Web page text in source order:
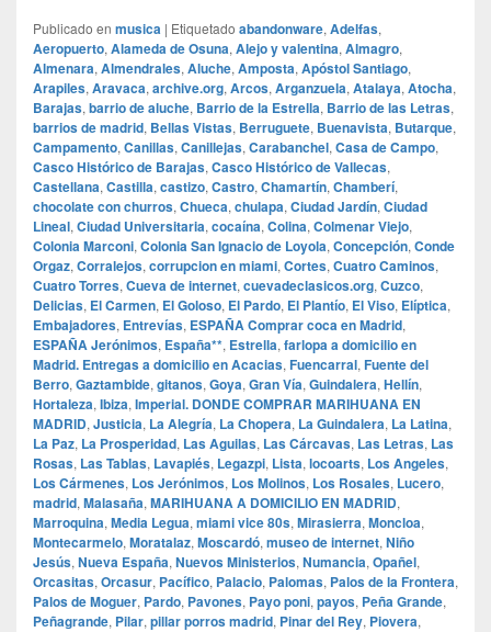
Publicado en musica | Etiquetado abandonware, Adelfas,
Aeropuerto, Alameda de Osuna, Alejo y valentina, Almagro,
Almenara, Almendrales, Aluche, Amposta, Apóstol Santiago,
Arapiles, Aravaca, archive.org, Arcos, Arganzuela, Atalaya, Atocha,
Barajas, barrio de aluche, Barrio de la Estrella, Barrio de las Letras,
barrios de madrid, Bellas Vistas, Berruguete, Buenavista, Butarque,
Campamento, Canillas, Canillejas, Carabanchel, Casa de Campo,
Casco Histórico de Barajas, Casco Histórico de Vallecas,
Castellana, Castilla, castizo, Castro, Chamartín, Chamberí,
chocolate con churros, Chueca, chulapa, Ciudad Jardín, Ciudad
Lineal, Ciudad Universitaria, cocaína, Colina, Colmenar Viejo,
Colonia Marconi, Colonia San Ignacio de Loyola, Concepción, Conde
Orgaz, Corralejos, corrupcion en miami, Cortes, Cuatro Caminos,
Cuatro Torres, Cueva de internet, cuevadeclasicos.org, Cuzco,
Delicias, El Carmen, El Goloso, El Pardo, El Plantío, El Viso, Elíptica,
Embajadores, Entrevías, ESPAÑA Comprar coca en Madrid,
ESPAÑA Jerónimos, España**, Estrella, farlopa a domicilio en
Madrid. Entregas a domicilio en Acacias, Fuencarral, Fuente del
Berro, Gaztambide, gitanos, Goya, Gran Vía, Guindalera, Hellín,
Hortaleza, Ibiza, Imperial. DONDE COMPRAR MARIHUANA EN
MADRID, Justicia, La Alegría, La Chopera, La Guindalera, La Latina,
La Paz, La Prosperidad, Las Aguilas, Las Cárcavas, Las Letras, Las
Rosas, Las Tablas, Lavapiés, Legazpi, Lista, locoarts, Los Angeles,
Los Cármenes, Los Jerónimos, Los Molinos, Los Rosales, Lucero,
madrid, Malasaña, MARIHUANA A DOMICILIO EN MADRID,
Marroquina, Media Legua, miami vice 80s, Mirasierra, Moncloa,
Montecarmelo, Moratalaz, Moscardó, museo de internet, Niño
Jesús, Nueva España, Nuevos Ministerios, Numancia, Opañel,
Orcasitas, Orcasur, Pacífico, Palacio, Palomas, Palos de la Frontera,
Palos de Moguer, Pardo, Pavones, Payo poni, payos, Peña Grande,
Peñagrande, Pilar, pillar porros madrid, Pinar del Rey, Piovera,